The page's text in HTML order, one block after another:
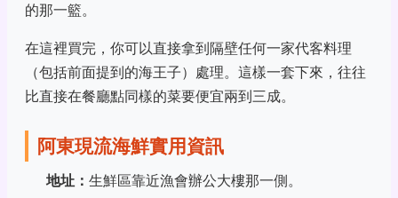
的那一籃。
在這裡買完，你可以直接拿到隔壁任何一家代客料理
（包括前面提到的海王子）處理。這樣一套下來，往往
比直接在餐廳點同樣的菜要便宜兩到三成。
阿東現流海鮮實用資訊
地址： 生鮮區靠近漁會辦公大樓那一側。